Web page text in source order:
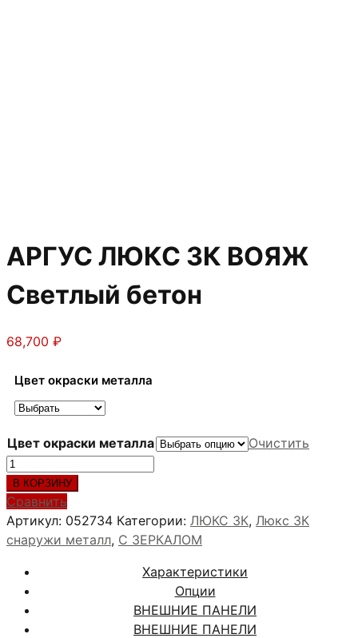
АРГУС ЛЮКС 3К ВОЯЖ
Светлый бетон
68,700 ₽
Цвет окраски металла
Цвет окраски металла
Очистить
Количество
товара
АРГУС
ЛЮКС
3К
Светлый
бетон
В КОРЗИНУ
Сравнить
Артикул: 052734 Категории: ЛЮКС 3К, Люкс 3К
снаружи металл, С ЗЕРКАЛОМ
Характеристики
Опции
ВНЕШНИЕ ПАНЕЛИ
ВНЕШНИЕ ПАНЕЛИ